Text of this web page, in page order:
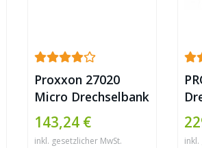
Proxxon 27020
Micro Drechselbank
DB 250
143,24 €
inkl. gesetzlicher MwSt. inkl.